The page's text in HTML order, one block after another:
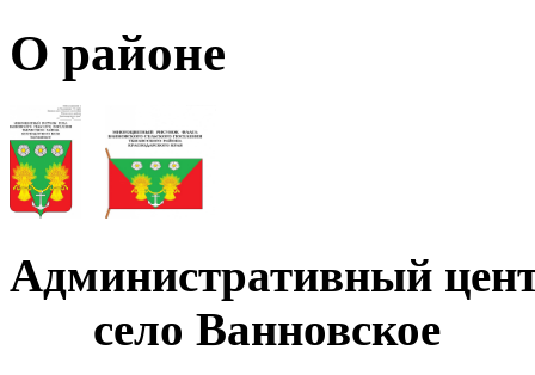
О районе
Административный
село Ванновское